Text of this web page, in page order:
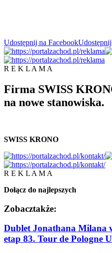
Udostępnij na Facebook
R E K L A M A
Firma SWISS
na nowe stanowiska.
SWISS KRONO
R E K L A M A
Dołącz do najlepszych
Zobacztakże:
Dublet Jonathana Milana
etap 83. Tour de Pologne